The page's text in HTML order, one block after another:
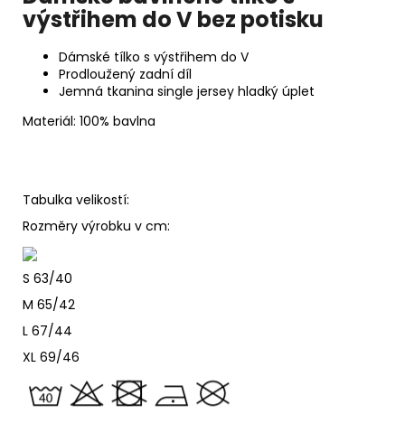
výstřihem do V bez potisku
Dámské tílko s výstřihem do V
Prodloužený zadní díl
Jemná tkanina single jersey hladký úplet
Materiál: 100% bavlna
Tabulka velikostí:
Rozměry výrobku v cm:
S 63/40
M 65/42
L 67/44
XL 69/46